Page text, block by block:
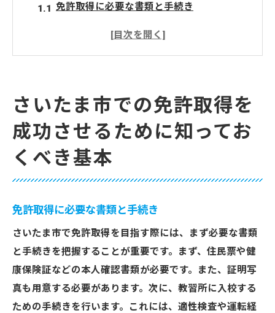
免許取得に必要な書類と手続き
さいたま市内の運転免許試験場の特徴
免許取得を目指すための心構え
初心者必見！さいたま市の教習所選びで失敗し
ない方法
自分に合ったコースやスケジュールを選ぶ
口コミや評判を活用した教習所選び
オンライン予約のメリットと注意点
初めての問い合わせで確認すべきこと
仮免許取得のステップを解説！さいたま市での
さいたま市での免許取得を
成功させるために知ってお
くべき基本
免許取得に必要な書類と手続き
さいたま市で免許取得を目指す際には、まず必要な書類
と手続きを把握することが重要です。まず、住民票や健
康保険証などの本人確認書類が必要です。また、証明写
真も用意する必要があります。次に、教習所に入校する
ための手続きを行います。これには、適性検査や運転経